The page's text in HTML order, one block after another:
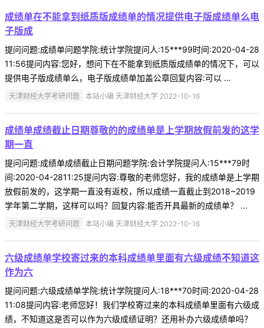
成绩单在不能拿到纸质版成绩单的情况提供电子版成绩单么电
子版成
提问问题:成绩单问题学院:统计学院提问人:15***99时间:2020-04-28
11:56提问内容:您好，想问下在不能拿到纸质版成绩单的情况下，可以
提供电子版成绩单么，电子版成绩单加盖公章回复内容:可以 ...
天津财经大学考研问题 本站小编 天津财经大学 2022-10-16
成绩单成绩截止日期尊敬的的成绩单是上学期放假前发的这学
期一直
提问问题:成绩单成绩截止日期问题学院:会计学院提问人:15***79时
间:2020-04-2811:25提问内容:尊敬的老师您好，我的成绩单是上学期
放假前发的，这学期一直没有返校，所以成绩一直截止到2018~2019
学年第二学期，这样可以吗？回复内容:能否开具最新的成绩单？ ...
天津财经大学考研问题 本站小编 天津财经大学 2022-10-16
六级成绩单学校寄过来的本科成绩单里面有六级成绩不知道这
作为六
提问问题:六级成绩单学院:统计学院提问人:18***70时间:2020-04-28
11:08提问内容:老师您好！我们学校寄过来的本科成绩单里面有六级成
绩，不知道这是否可以作为六级成绩证明？还用补办六级成绩单吗？